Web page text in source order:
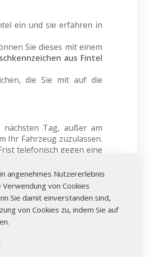
ein und sie erfahren in
Sie dieses mit einem
aus Fintel
die Sie mit auf die
Tag, außer am
Ihr Fahrzeug zuzulassen.
telefonisch gegen eine
Überprüfen Sie online
Tag Ihre individuellen
angenehmes Nutzererlebnis
von Cookies
Sie damit einverstanden sind,
von Cookies zu, indem Sie auf